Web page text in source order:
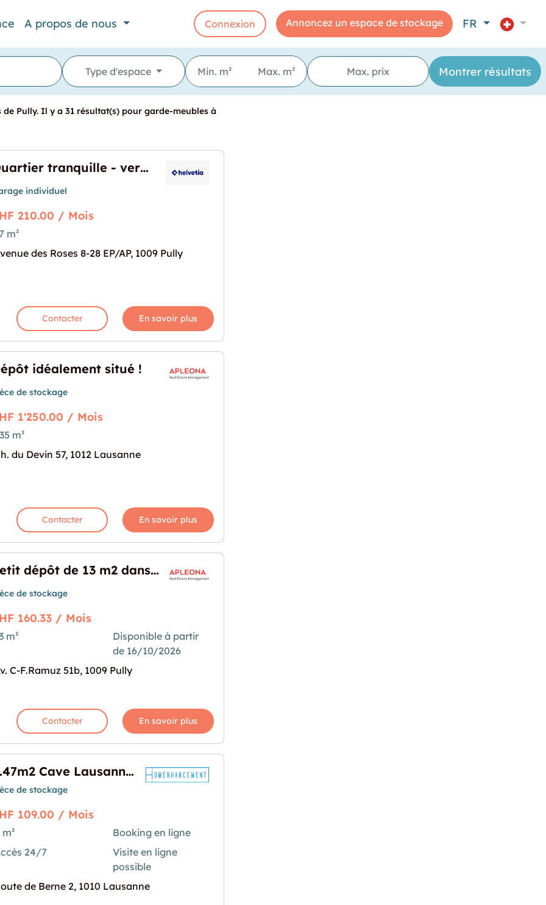
A propos de nous Connexion Annoncez un espace de stockage FR
Type d'espace
Pully. Il y a 31 résultat(s) pour garde-meubles à
verdure - proche toutes commodités"
pour "Quartier tranquille - verdure - proche toutes commodités"
Quartier tranquille - verdure - proche toutes commodités
individuel
210.00 / Mois
m²
des Roses 8-28 EP/AP, 1009 Pully
Contacter En savoir plus
situé !" pour "Dépôt idéalement situé !"
idéalement situé !
de stockage
1'250.00 / Mois
m²
du Devin 57, 1012 Lausanne
Contacter En savoir plus
dans immeuble résidentiel"
pour "Petit dépôt de 13 m2 dans immeuble résidentiel"
Petit dépôt de 13 m2 dans immeuble résidentiel
de stockage
160.33 / Mois
m²
Disponible à partir
de 16/10/2026
C-F.Ramuz 51b, 1009 Pully
Contacter En savoir plus
- Route de Berne 2"
pour "0.47m2 Cave Lausanne - Route de Berne 2"
0.47m2 Cave Lausanne - Route de Berne 2
de stockage
109.00 / Mois
Booking en ligne
24/7
Visite en ligne
possible
de Berne 2, 1010 Lausanne